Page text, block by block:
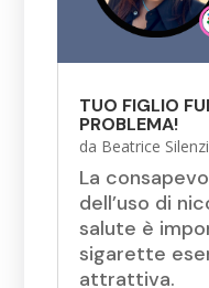
TUO FIGLIO
PROBLEMA!
da Beatrice Silenzi
La
dell’uso di
salute è
sigarette
attrattiva.